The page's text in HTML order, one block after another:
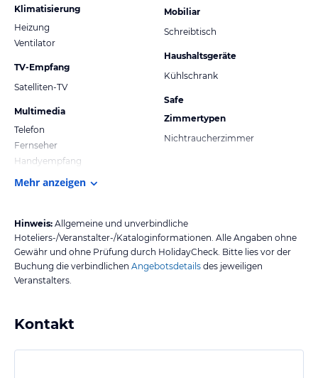
Klimatisierung
Heizung
Ventilator
TV-Empfang
Satelliten-TV
Multimedia
Telefon
Fernseher
Handyempfang
Mobiliar
Schreibtisch
Haushaltsgeräte
Kühlschrank
Safe
Zimmertypen
Nichtraucherzimmer
Mehr anzeigen
Hinweis: Allgemeine und unverbindliche
Hoteliers-/Veranstalter-/Kataloginformationen. Alle Angaben ohne
Gewähr und ohne Prüfung durch HolidayCheck. Bitte lies vor der
Buchung die verbindlichen Angebotsdetails des jeweiligen
Veranstalters.
Kontakt